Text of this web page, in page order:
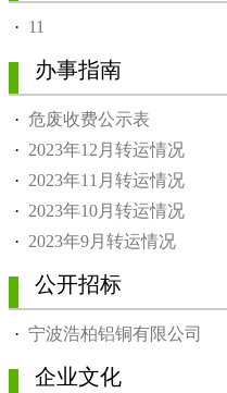
· 11
办事指南
· 危废收费公示表
· 2023年12月转运情况
· 2023年11月转运情况
· 2023年10月转运情况
· 2023年9月转运情况
公开招标
· 宁波浩柏铝铜有限公司
企业文化